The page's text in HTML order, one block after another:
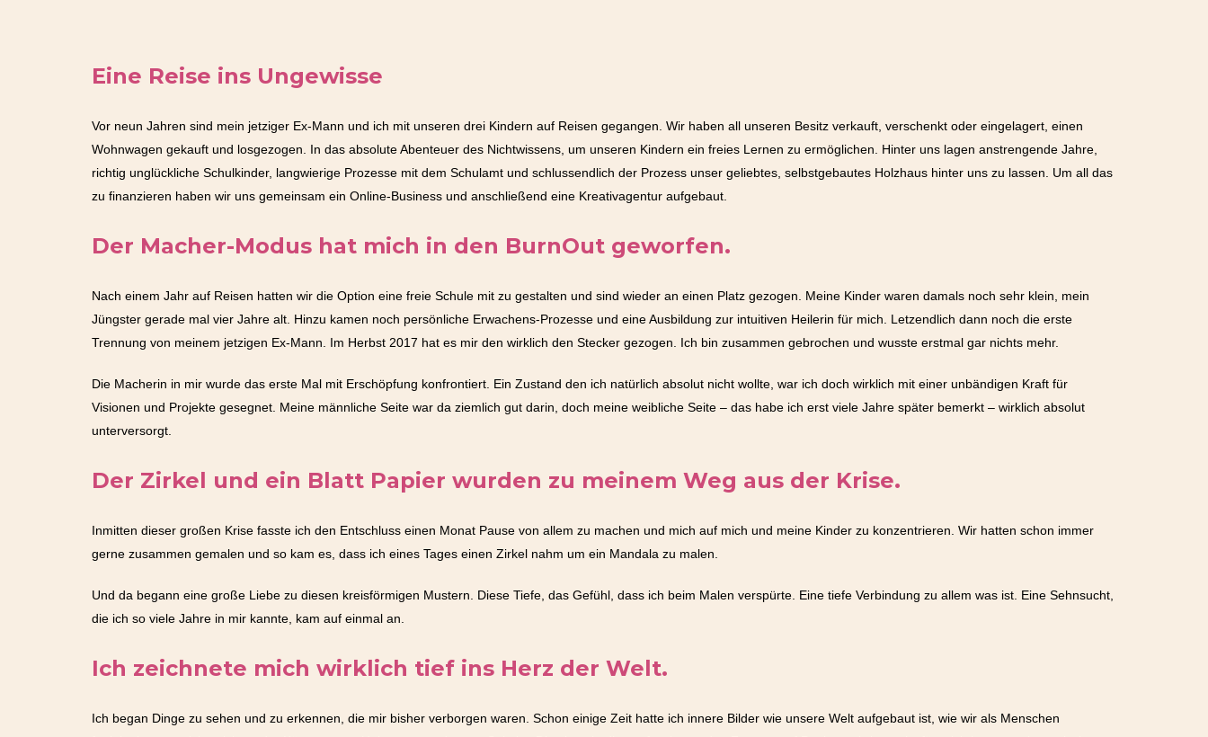
Eine Reise ins Ungewisse
Vor neun Jahren sind mein jetziger Ex-Mann und ich mit unseren drei Kindern auf Reisen gegangen. Wir haben all unseren Besitz verkauft, verschenkt oder eingelagert, einen
Wohnwagen gekauft und losgezogen. In das absolute Abenteuer des Nichtwissens, um unseren Kindern ein freies Lernen zu ermöglichen. Hinter uns lagen anstrengende Jahre,
richtig unglückliche Schulkinder, langwierige Prozesse mit dem Schulamt und schlussendlich der Prozess unser geliebtes, selbstgebautes Holzhaus hinter uns zu lassen. Um all das
zu finanzieren haben wir uns gemeinsam ein Online-Business und anschließend eine Kreativagentur aufgebaut.
Der Macher-Modus hat mich in den BurnOut geworfen.
Nach einem Jahr auf Reisen hatten wir die Option eine freie Schule mit zu gestalten und sind wieder an einen Platz gezogen. Meine Kinder waren damals noch sehr klein, mein
Jüngster gerade mal vier Jahre alt. Hinzu kamen noch persönliche Erwachens-Prozesse und eine Ausbildung zur intuitiven Heilerin für mich. Letzendlich dann noch die erste
Trennung von meinem jetzigen Ex-Mann. Im Herbst 2017 hat es mir den wirklich den Stecker gezogen. Ich bin zusammen gebrochen und wusste erstmal gar nichts mehr.
Die Macherin in mir wurde das erste Mal mit Erschöpfung konfrontiert. Ein Zustand den ich natürlich absolut nicht wollte, war ich doch wirklich mit einer unbändigen Kraft für
Visionen und Projekte gesegnet. Meine männliche Seite war da ziemlich gut darin, doch meine weibliche Seite – das habe ich erst viele Jahre später bemerkt – wirklich absolut
unterversorgt.
Der Zirkel und ein Blatt Papier wurden zu meinem Weg aus der Krise.
Inmitten dieser großen Krise fasste ich den Entschluss einen Monat Pause von allem zu machen und mich auf mich und meine Kinder zu konzentrieren. Wir hatten schon immer
gerne zusammen gemalen und so kam es, dass ich eines Tages einen Zirkel nahm um ein Mandala zu malen.
Und da begann eine große Liebe zu diesen kreisförmigen Mustern. Diese Tiefe, das Gefühl, dass ich beim Malen verspürte. Eine tiefe Verbindung zu allem was ist. Eine Sehnsucht,
die ich so viele Jahre in mir kannte, kam auf einmal an.
Ich zeichnete mich wirklich tief ins Herz der Welt.
Ich began Dinge zu sehen und zu erkennen, die mir bisher verborgen waren. Schon einige Zeit hatte ich innere Bilder wie unsere Welt aufgebaut ist, wie wir als Menschen